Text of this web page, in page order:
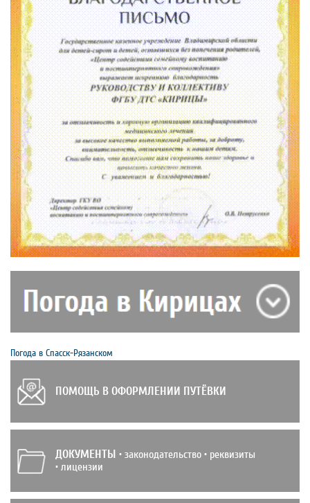
Погода в Спасск-Рязанском
ПОМОЩЬ В ОФОРМЛЕНИИ ПУТЁВКИ
ДОКУМЕНТЫ • законодательство • реквизиты
• лицензии